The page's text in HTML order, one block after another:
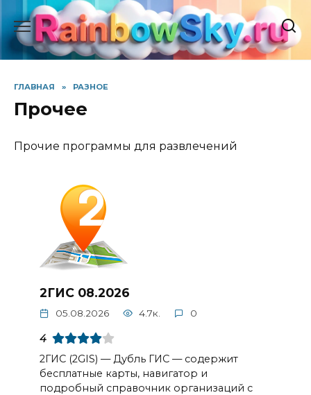
Перейти
содержанию
ГЛАВНАЯ » РАЗНОЕ
Прочее
Прочие программы для развлечений
2ГИС 08.2026
05.08.2026 4.7к. 0
4
2ГИС (2GIS) — Дубль ГИС — содержит
бесплатные карты, навигатор и
подробный справочник организаций с